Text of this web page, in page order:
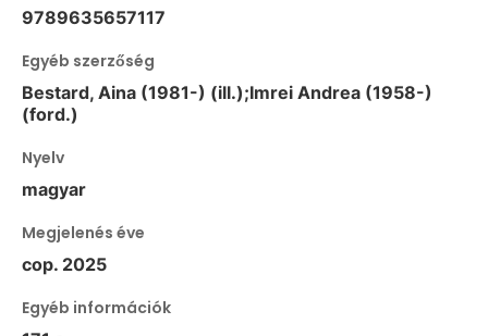
9789635657117
Egyéb szerzőség
Bestard, Aina (1981-) (ill.);Imrei Andrea (1958-)
(ford.)
Nyelv
magyar
Megjelenés éve
cop. 2025
Egyéb információk